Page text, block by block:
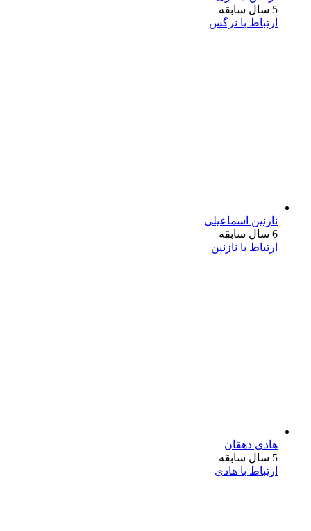
5 سال سابقه
ارتباط با نرگس
نازنین اسماعیلی
6 سال سابقه
ارتباط با نازنین
هادی دهقان
5 سال سابقه
ارتباط با هادی